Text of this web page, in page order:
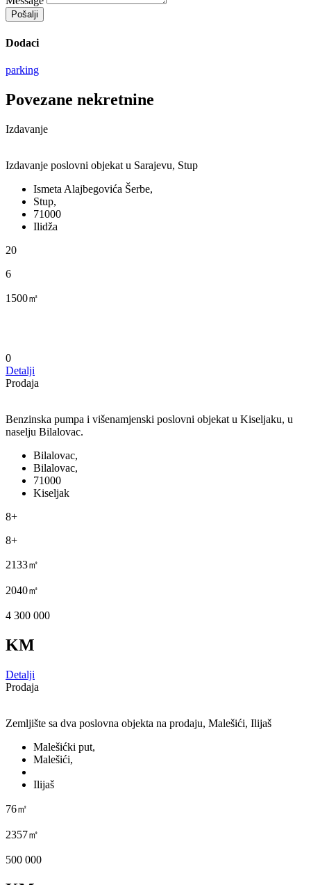
Pošalji
Dodaci
parking
Povezane nekretnine
Izdavanje
Izdavanje poslovni objekat u Sarajevu, Stup
Ismeta Alajbegovića Šerbe,
Stup,
71000
Ilidža
20
6
1500㎡
0
Detalji
Prodaja
Benzinska pumpa i višenamjenski poslovni objekat u Kiseljaku, u
naselju Bilalovac.
Bilalovac,
Bilalovac,
71000
Kiseljak
8+
8+
2133㎡
2040㎡
4 300 000
KM
Detalji
Prodaja
Zemljište sa dva poslovna objekta na prodaju, Malešići, Ilijaš
Malešićki put,
Malešići,
Ilijaš
76㎡
2357㎡
500 000